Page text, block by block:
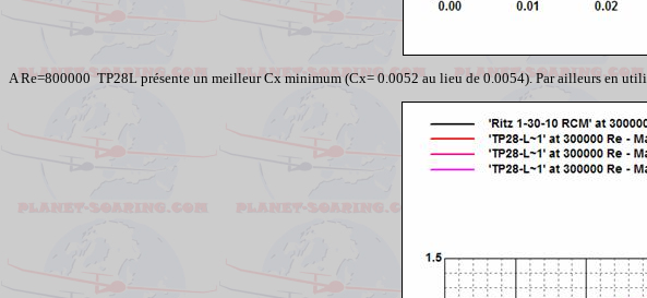
A Re=800000 TP28L présente un meilleur Cx minimum (Cx= 0.0052 au lieu de 0.0054). Par ailleurs en